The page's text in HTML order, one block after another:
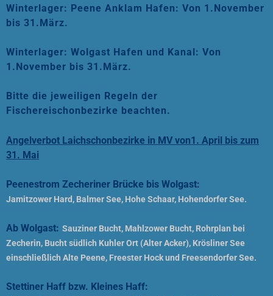
Winterlager: Peene Anklam Hafen: Von 1.November
bis 31.März.
Winterlager: Wolgast Hafen und Kanal: Von
1.November bis 31.März.
Bitte die jeweiligen Regeln der
Fischereischonbezirke beachten.
Angelverbot Laichschonbezirke in MV von1. April bis zum
31. Mai
Peenestrom Zecheriner Brücke bis Wolgast:
Jamitzower Hard, Balmer See, Hohe Schaar, Hohendorfer See.
Ab Wolgast: Sauziner Bucht, Mahlzower Bucht, Rohrplan bei
Zecherin, Bucht südlich Kuhler Ort (Alter Acker), Krösliner See
einschließlich Alte Peene, Freester Hock und Freesendorfer See.
Stettiner Haff bzw. Kleines Haff: